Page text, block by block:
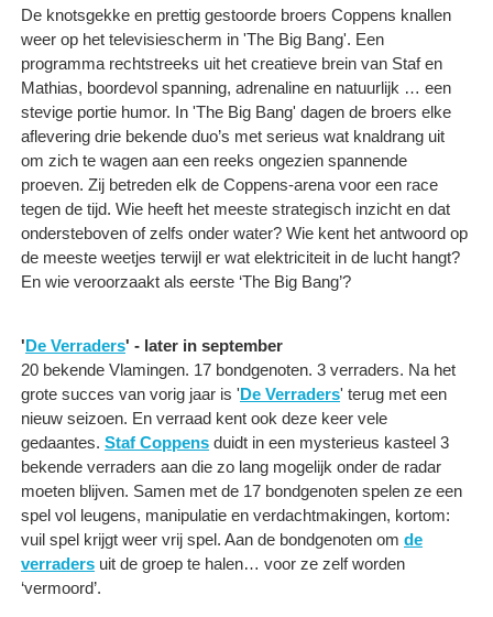
De knotsgekke en prettig gestoorde broers Coppens knallen
weer op het televisiescherm in 'The Big Bang'. Een
programma rechtstreeks uit het creatieve brein van Staf en
Mathias, boordevol spanning, adrenaline en natuurlijk … een
stevige portie humor. In 'The Big Bang' dagen de broers elke
aflevering drie bekende duo’s met serieus wat knaldrang uit
om zich te wagen aan een reeks ongezien spannende
proeven. Zij betreden elk de Coppens-arena voor een race
tegen de tijd. Wie heeft het meeste strategisch inzicht en dat
ondersteboven of zelfs onder water? Wie kent het antwoord op
de meeste weetjes terwijl er wat elektriciteit in de lucht hangt?
En wie veroorzaakt als eerste ‘The Big Bang’?
'De Verraders' - later in september
20 bekende Vlamingen. 17 bondgenoten. 3 verraders. Na het
grote succes van vorig jaar is 'De Verraders' terug met een
nieuw seizoen. En verraad kent ook deze keer vele
gedaantes. Staf Coppens duidt in een mysterieus kasteel 3
bekende verraders aan die zo lang mogelijk onder de radar
moeten blijven. Samen met de 17 bondgenoten spelen ze een
spel vol leugens, manipulatie en verdachtmakingen, kortom:
vuil spel krijgt weer vrij spel. Aan de bondgenoten om de
verraders uit de groep te halen… voor ze zelf worden
‘vermoord’.